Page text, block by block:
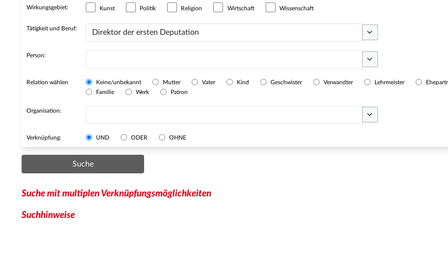
Wirkungsgebiet: Kunst Politik Religion Wirtschaft Wissenschaft
Tätigkeit und Beruf:
Optionen umschalten
Person:
Optionen umschalten
Relation wählen Keine/unbekannt Mutter Vater Kind Geschwister Verwandter Lehrmeister
Familie
Werk Patron
Organisation:
Optionen umschalten
Verknüpfung: UND ODER OHNE
Suche
Suche mit multiplen Verknüpfungsmöglichkeiten
Suchhinweise